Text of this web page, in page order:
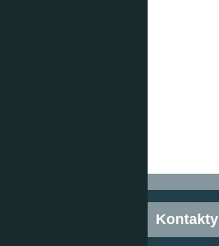
Kontakty